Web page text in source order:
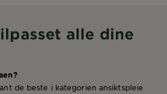
alle dine
de beste i kategorien ansiktspleie